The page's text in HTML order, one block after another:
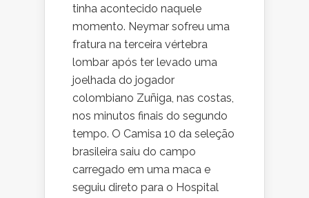
tinha acontecido naquele
momento. Neymar sofreu uma
fratura na terceira vértebra
lombar após ter levado uma
joelhada do jogador
colombiano Zuñiga, nas costas,
nos minutos finais do segundo
tempo. O Camisa 10 da seleção
brasileira saiu do campo
carregado em uma maca e
seguiu direto para o Hospital